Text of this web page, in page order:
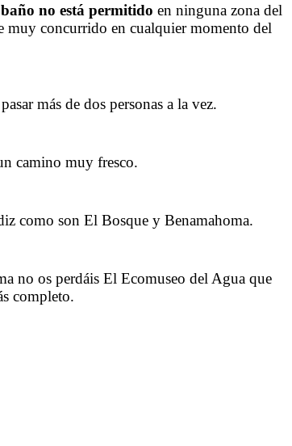
baño no está permitido en ninguna zona del
muy concurrido en cualquier momento del
más de dos personas a la vez.
camino muy fresco.
como son El Bosque y Benamahoma.
no os perdáis El Ecomuseo del Agua que
completo.